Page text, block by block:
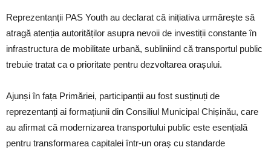
Reprezentanții PAS Youth au declarat că inițiativa urmărește să
atragă atenția autorităților asupra nevoii de investiții constante în
infrastructura de mobilitate urbană, subliniind că transportul public
trebuie tratat ca o prioritate pentru dezvoltarea orașului.
Ajunși în fața Primăriei, participanții au fost susținuți de
reprezentanți ai formațiunii din Consiliul Municipal Chișinău, care
au afirmat că modernizarea transportului public este esențială
pentru transformarea capitalei într-un oraș cu standarde